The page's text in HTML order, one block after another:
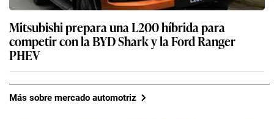
Mitsubishi prepara una L200 híbrida para
competir con la BYD Shark y la Ford Ranger
PHEV
Más sobre mercado automotriz